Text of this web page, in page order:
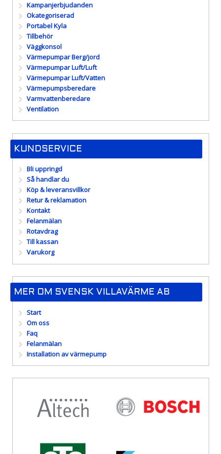
Kampanjerbjudanden
Okategoriserad
Portabel Kyla
Tillbehör
Väggkonsol
Värmepumpar Berg/jord
Värmepumpar Luft/Luft
Värmepumpar Luft/Vatten
Värmepumpsberedare
Varmvattenberedare
Ventilation
KUNDSERVICE
Bli uppringd
Så handlar du
Köp & leveransvillkor
Retur & reklamation
Kontakt
Felanmälan
Rotavdrag
Till kassan
Varukorg
MER OM SVENSK VILLAVÄRME AB
Start
Om oss
Faq
Felanmälan
Installation av värmepump